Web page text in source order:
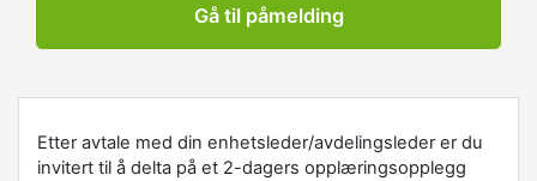
Gå til påmelding
Etter avtale med din enhetsleder/avdelingsleder er du
invitert til å delta på et 2-dagers opplæringsopplegg